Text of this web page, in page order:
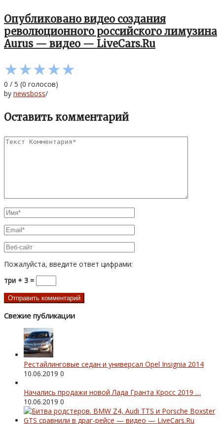
Опубликовано видео создания
революционного российского лимузина
Aurus — видео — LiveCars.Ru
★★★★★
0 / 5 (0 голосов)
by newsboss/
Оставить комментарий
Пожалуйста, введите ответ цифрами:
три + 3 =
Свежие публикации
Рестайлинговые седан и универсал Opel Insignia 2014
10.06.2019 0
Начались продажи новой Лада Гранта Кросс 2019 …
10.06.2019 0